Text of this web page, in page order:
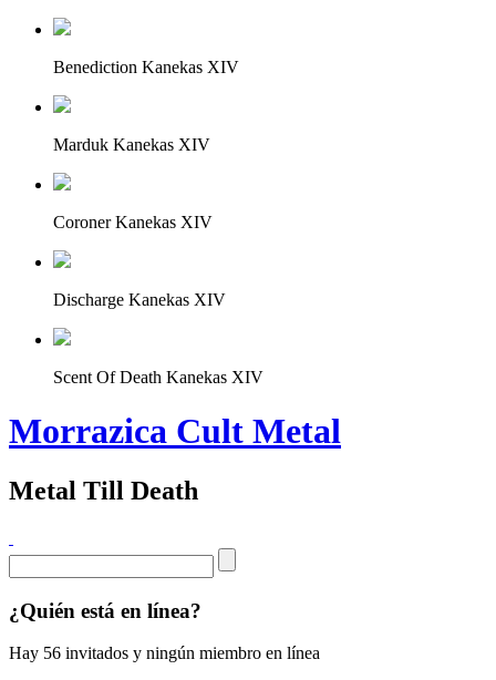
Benediction Kanekas XIV
Marduk Kanekas XIV
Coroner Kanekas XIV
Discharge Kanekas XIV
Scent Of Death Kanekas XIV
Morrazica Cult Metal
Metal Till Death
¿Quién está en línea?
Hay 56 invitados y ningún miembro en línea